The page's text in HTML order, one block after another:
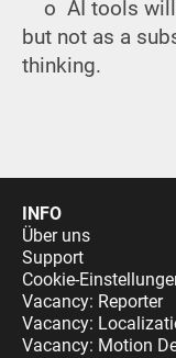
o AI tools will
but not as a
thinking.
INFO
Über uns
Support
Cookie-
Vacancy: Reporter
Vacancy:
Vacancy: Motion